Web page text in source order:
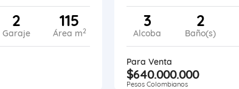
2
Garaje
115
Área m2
3
Alcoba
2
Baño(s)
Para Venta
$640.000.000
Pesos Colombianos